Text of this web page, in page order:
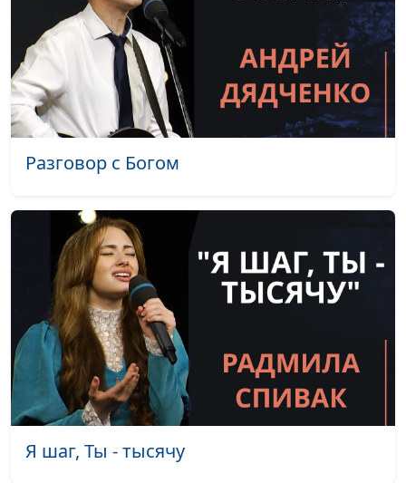
Движущая сила моей
жизни
священнослужитель
#69
Пасха: смерть,
прошедшая мимо
Виталий Киссер,
священнослужитель
Я сомневаюсь. Это
Александр Синицын,
#67
веры
священнослужитель
Последний кризис:
бодрствуйте и
молитесь
священнослужитель
Не оставляйте
собраний ваших: зачем
ходить в церковь?
Как стать свободным
во Христе?
Виталий Киссер,
священнослужитель
Как исправить
Разговор с Богом
Я шаг, Ты - тысячу